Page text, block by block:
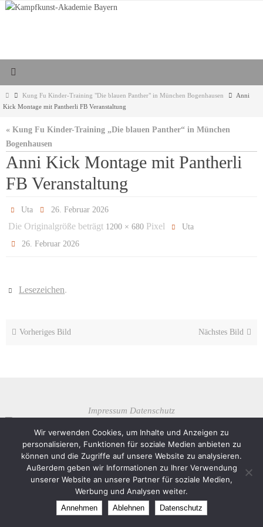
Zum
StartKung Fu Kinder-Training "Die blauen Panther" in München Bogenhausen
Anni
Kick Montage mit Pantherli FB Veranstaltung
« Kung Fu Kinder-Training „Die blauen Panther“ in München
Bogenhausen
Anni Kick Montage mit Pantherli
FB Veranstaltung
Uta 26. Februar 2026
Die Originalgröße beträgt 1200 × 680 Pixel
Uta
26. Februar 2026
Lesezeichen.
Vorheriges Bild Nächstes Bild
Impressum Datenschutz
Theme created byDettmer Informatik
Präsentiert von Nirvana & WordPress.
Wir verwenden Cookies, um Inhalte und Anzeigen zu
personalisieren, Funktionen für soziale Medien anbieten zu
können und die Zugriffe auf unsere Website zu analysieren.
Außerdem geben wir Informationen zu Ihrer Verwendung
unserer Website an unsere Partner für soziale Medien,
Werbung und Analysen weiter.
Annehmen Ablehnen Datenschutz